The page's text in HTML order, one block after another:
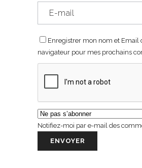
Enregistrer mon nom et Email
navigateur pour mes prochains
Notifiez-moi par e-mail des